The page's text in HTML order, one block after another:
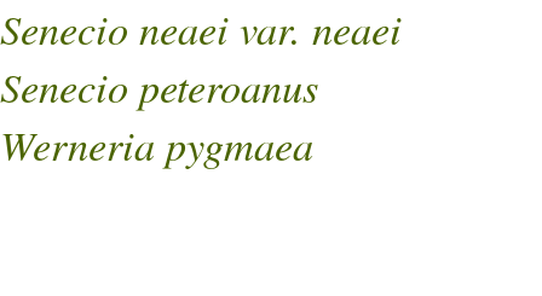
Senecio neaei var. neaei
Senecio peteroanus
Werneria pygmaea